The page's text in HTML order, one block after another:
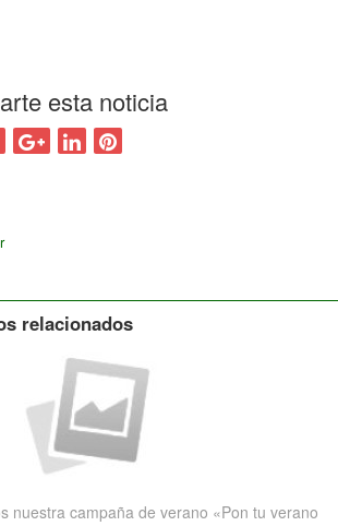
esta noticia
relacionados
nuestra campaña de verano «Pon tu verano